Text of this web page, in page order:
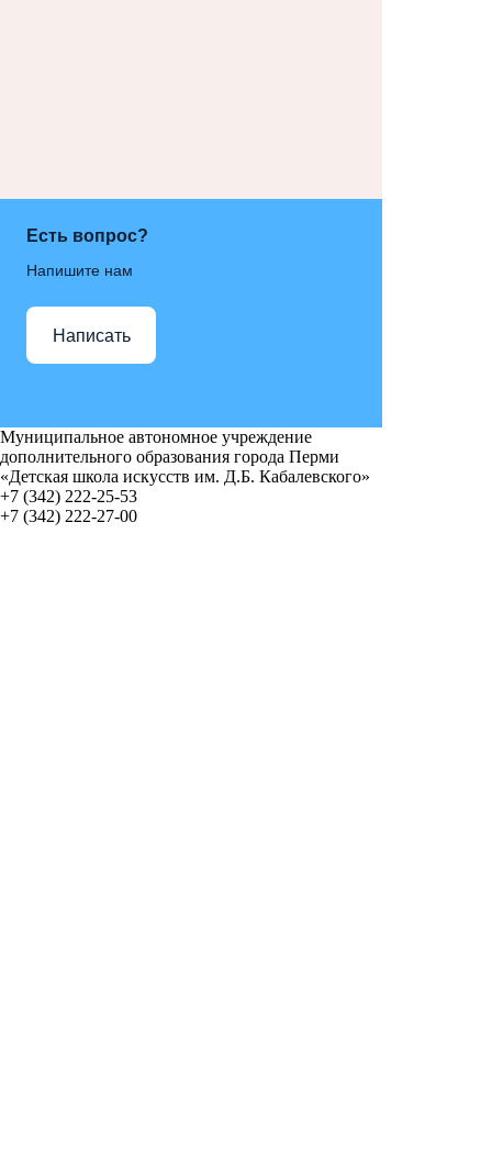
Есть вопрос?
Напишите нам
Написать
Муниципальное автономное учреждение
дополнительного образования города Перми
«Детская школа искусств им. Д.Б. Кабалевского»
+7 (342) 222-25-53
+7 (342) 222-27-00